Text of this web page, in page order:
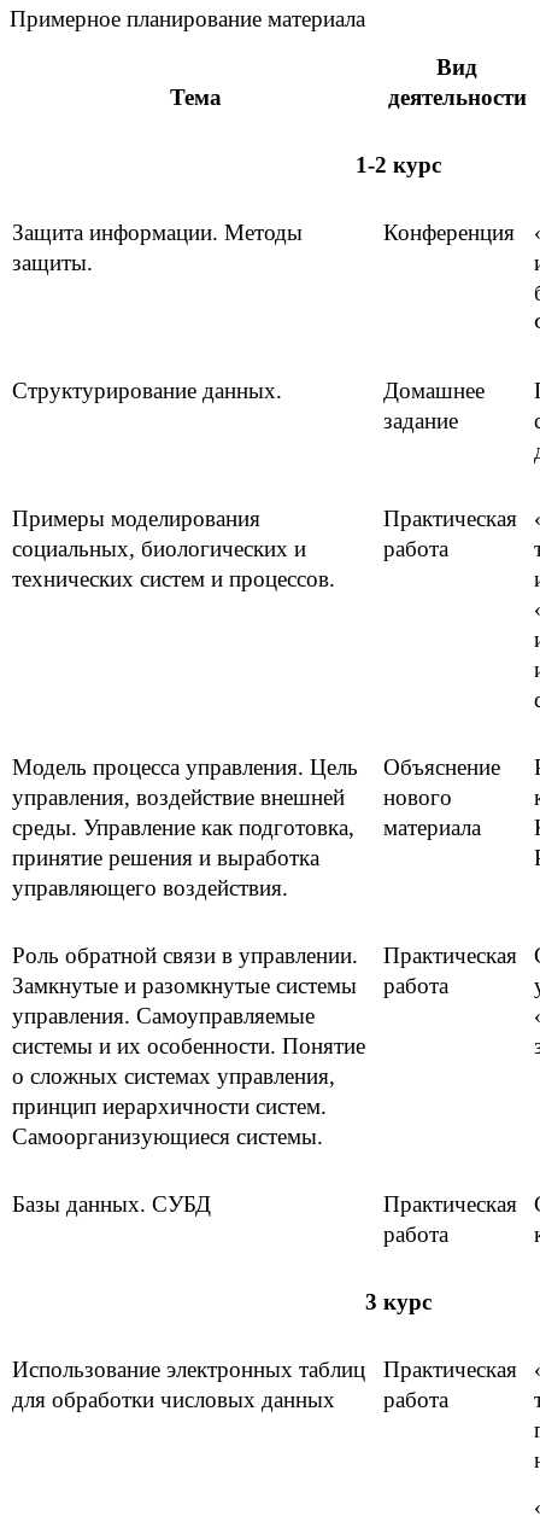
Примерное планирование материала
Тема
Вид
деятельности
1-2 курс
Защита информации. Методы
защиты.
Конференция
Структурирование данных.
Домашнее
задание
Примеры моделирования
социальных, биологических и
технических систем и процессов.
Практическая
работа
Модель процесса управления. Цель
управления, воздействие внешней
среды. Управление как подготовка,
принятие решения и выработка
управляющего воздействия.
Объяснение
нового
материала
Роль обратной связи в управлении.
Замкнутые и разомкнутые системы
управления. Самоуправляемые
системы и их особенности. Понятие
о сложных системах управления,
принцип иерархичности систем.
Самоорганизующиеся системы.
Практическая
работа
Базы данных. СУБД
Практическая
работа
3 курс
Использование электронных таблиц
для обработки числовых данных
Практическая
работа